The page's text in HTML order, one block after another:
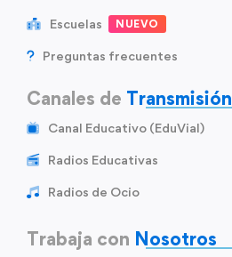
Escuelas NUEVO
Preguntas frecuentes
Canales de Transmisión
Canal Educativo (EduVial)
Radios Educativas
Radios de Ocio
Trabaja con Nosotros